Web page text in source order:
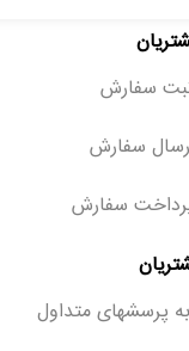
سفارش
سفارش
سفارش
پرسشهای متداول